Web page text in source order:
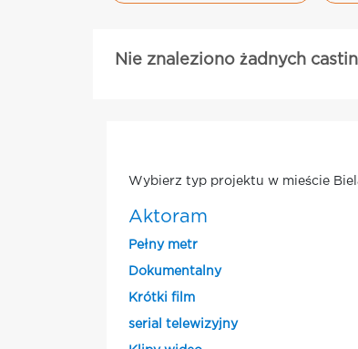
Nie znaleziono żadnych
Wybierz typ projektu w mieście
Aktoram
Pełny metr
Dokumentalny
Krótki film
serial telewizyjny